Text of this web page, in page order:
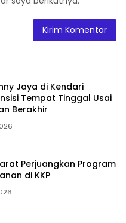
Jaya di Kendari
Tempat Tinggal Usai
Berakhir
Perjuangkan Program
di KKP